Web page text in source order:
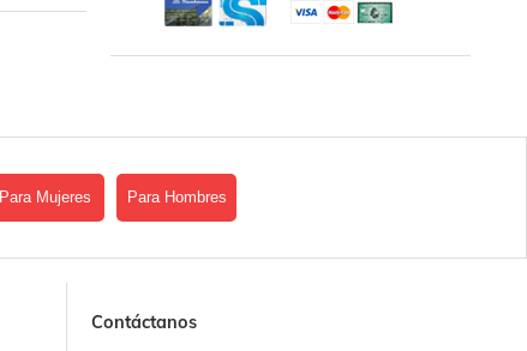
Para Mujeres Para Hombres
Contáctanos